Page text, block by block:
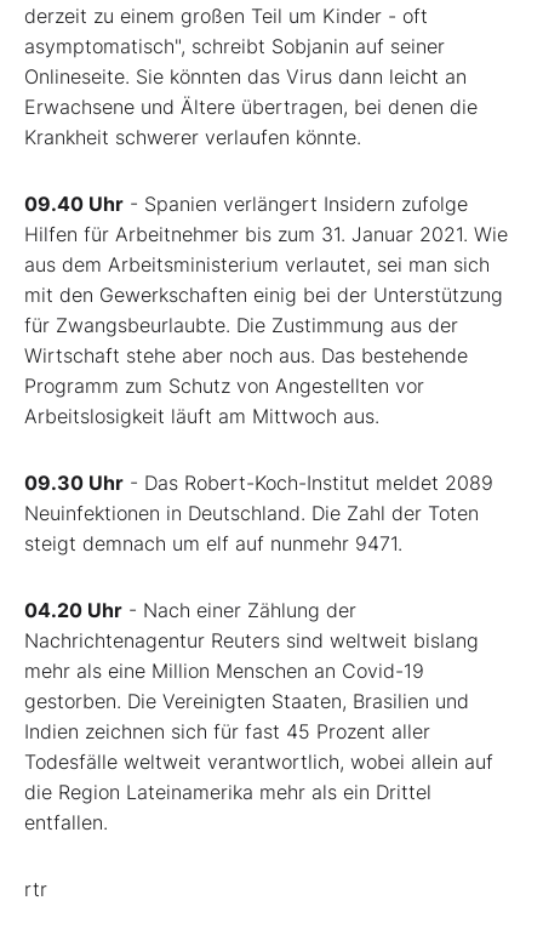
derzeit zu einem großen Teil um Kinder - oft
asymptomatisch", schreibt Sobjanin auf seiner
Onlineseite. Sie könnten das Virus dann leicht an
Erwachsene und Ältere übertragen, bei denen die
Krankheit schwerer verlaufen könnte.
09.40 Uhr - Spanien verlängert Insidern zufolge
Hilfen für Arbeitnehmer bis zum 31. Januar 2021. Wie
aus dem Arbeitsministerium verlautet, sei man sich
mit den Gewerkschaften einig bei der Unterstützung
für Zwangsbeurlaubte. Die Zustimmung aus der
Wirtschaft stehe aber noch aus. Das bestehende
Programm zum Schutz von Angestellten vor
Arbeitslosigkeit läuft am Mittwoch aus.
09.30 Uhr - Das Robert-Koch-Institut meldet 2089
Neuinfektionen in Deutschland. Die Zahl der Toten
steigt demnach um elf auf nunmehr 9471.
04.20 Uhr - Nach einer Zählung der
Nachrichtenagentur Reuters sind weltweit bislang
mehr als eine Million Menschen an Covid-19
gestorben. Die Vereinigten Staaten, Brasilien und
Indien zeichnen sich für fast 45 Prozent aller
Todesfälle weltweit verantwortlich, wobei allein auf
die Region Lateinamerika mehr als ein Drittel
entfallen.
rtr